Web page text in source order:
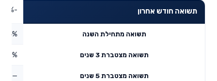
תשואה חודש אחרון -0.63%
תשואה מתחילת השנה
תשואה מצטברת 3 שנים
תשואה מצטברת 5 שנים —